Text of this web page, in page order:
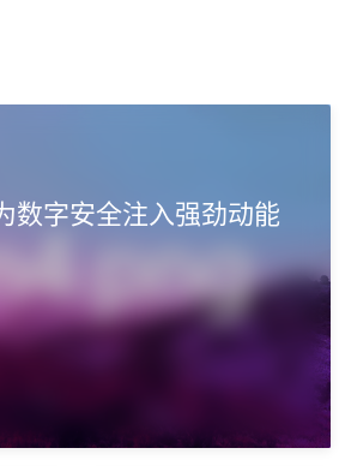
数字安全注入强劲动能